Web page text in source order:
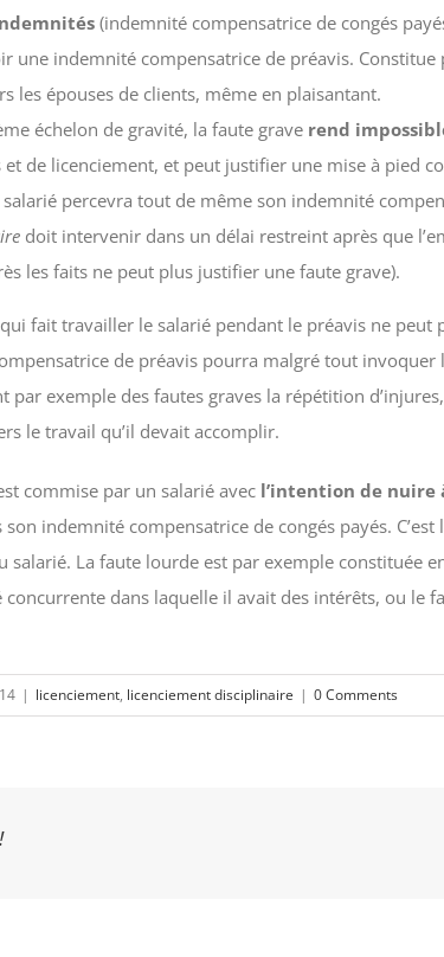
(indemnité compensatrice de congés
une indemnité compensatrice de préavis.
les épouses de clients, même en plaisantant.
échelon de gravité, la faute grave rend
de licenciement, et peut justifier une mise à pied
percevra tout de même son indemnité
doit intervenir dans un délai restreint après que
les faits ne peut plus justifier une faute grave).
fait travailler le salarié pendant le préavis ne
de préavis pourra malgré tout
par exemple des fautes graves la répétition
le travail qu’il devait accomplir.
commise par un salarié avec l’intention de nuire
indemnité compensatrice de congés payés.
salarié. La faute lourde est par exemple constituée
concurrente dans laquelle il avait des intérêts, ou
| licenciement, licenciement disciplinaire | 0 Comments